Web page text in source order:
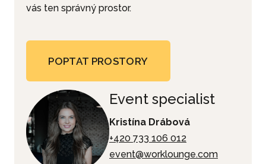
vás ten správný prostor.
POPTAT PROSTORY
Event specialist
Kristína Drábová
+420 733 106 012
event@worklounge.com